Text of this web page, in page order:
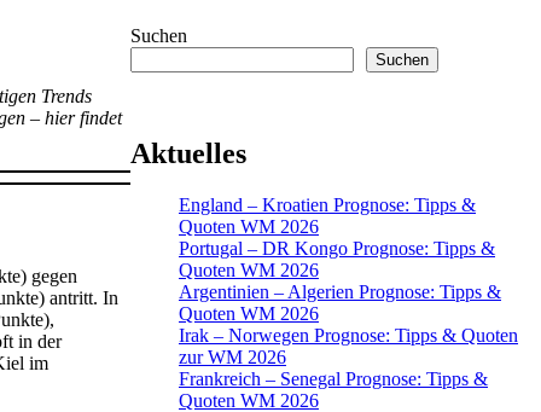
Trends
– hier findet
gegen
antritt. In
in der
im
Suchen
Suchen
Aktuelles
England – Kroatien Prognose: Tipps &
Quoten WM 2026
Portugal – DR Kongo Prognose: Tipps &
Quoten WM 2026
Argentinien – Algerien Prognose: Tipps &
Quoten WM 2026
Irak – Norwegen Prognose: Tipps & Quoten
zur WM 2026
Frankreich – Senegal Prognose: Tipps &
Quoten WM 2026